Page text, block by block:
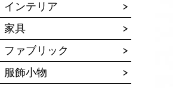
インテリア
家具
ファブリック
服飾小物